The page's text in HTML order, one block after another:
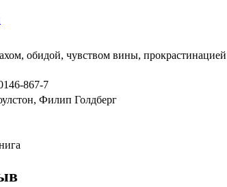
обидой, чувством вины,
867-7
Филип Голдберг